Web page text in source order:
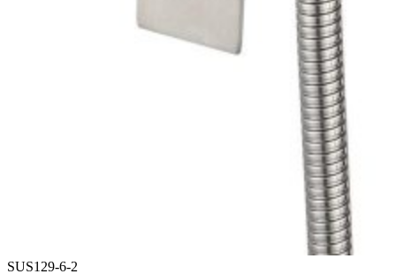
SUS129-6-2